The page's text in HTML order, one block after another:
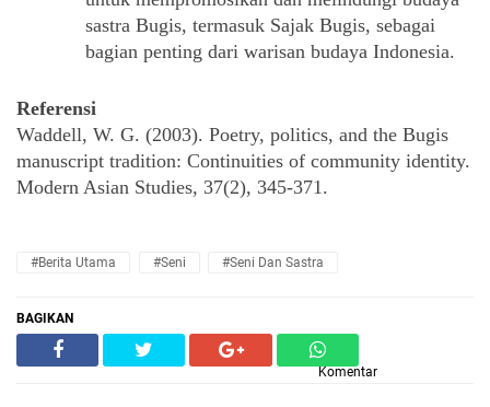
sastra Bugis, termasuk Sajak Bugis, sebagai
bagian penting dari warisan budaya Indonesia.
Referensi
Waddell, W. G. (2003). Poetry, politics, and the Bugis
manuscript tradition: Continuities of community identity.
Modern Asian Studies, 37(2), 345-371.
#Berita Utama #Seni #Seni Dan Sastra
BAGIKAN
Komentar